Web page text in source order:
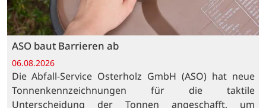
ASO baut Barrieren ab
06.08.2026
Die Abfall-Service Osterholz GmbH (ASO) hat neue
Tonnenkennzeichnungen für die taktile
Unterscheidung der Tonnen angeschafft, um